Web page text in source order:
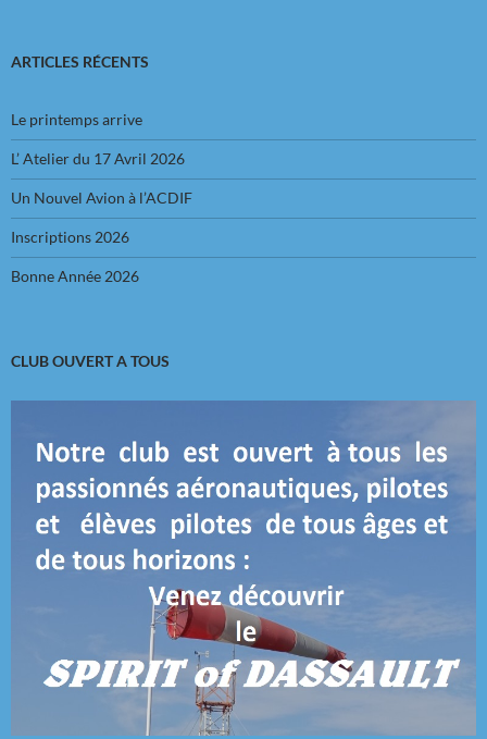
ARTICLES RÉCENTS
Le printemps arrive
L’ Atelier du 17 Avril 2026
Un Nouvel Avion à l’ACDIF
Inscriptions 2026
Bonne Année 2026
CLUB OUVERT A TOUS